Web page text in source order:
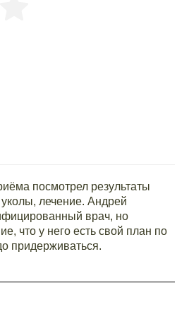
посмотрел результаты
лечение. Андрей
врач, но
что у него есть свой план по
придерживаться.